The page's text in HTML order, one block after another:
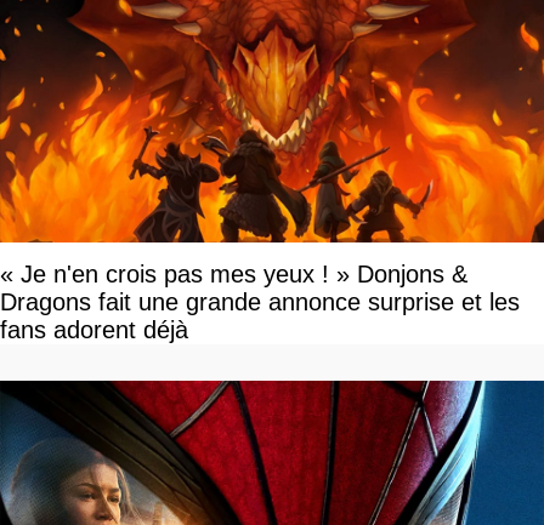
« Je n'en crois pas mes yeux ! » Donjons &
Dragons fait une grande annonce surprise et les
fans adorent déjà